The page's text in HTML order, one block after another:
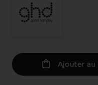
Ajouter au